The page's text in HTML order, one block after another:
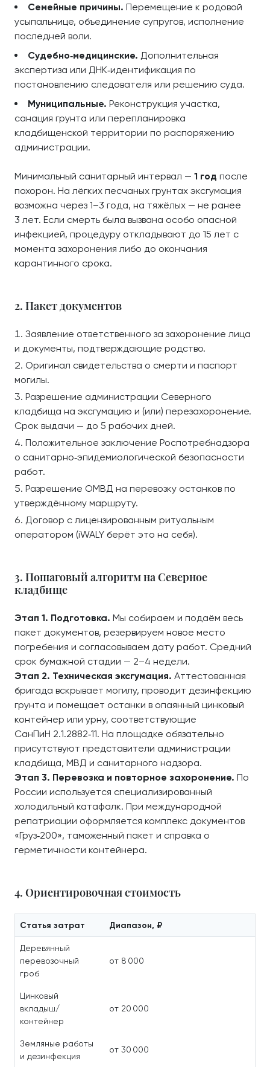
Семейные причины. Перемещение к родовой
усыпальнице, объединение супругов, исполнение
последней воли.
Судебно‑медицинские. Дополнительная
экспертиза или ДНК‑идентификация по
постановлению следователя или решению суда.
Муниципальные. Реконструкция участка,
санация грунта или перепланировка
кладбищенской территории по распоряжению
администрации.
Минимальный санитарный интервал — 1 год после
похорон. На лёгких песчаных грунтах эксгумация
возможна через 1–3 года, на тяжёлых — не ранее
3 лет. Если смерть была вызвана особо опасной
инфекцией, процедуру откладывают до 15 лет с
момента захоронения либо до окончания
карантинного срока.
2. Пакет документов
Заявление ответственного за захоронение лица
и документы, подтверждающие родство.
Оригинал свидетельства о смерти и паспорт
могилы.
Разрешение администрации Северного
кладбища на эксгумацию и (или) перезахоронение.
Срок выдачи — до 5 рабочих дней.
Положительное заключение Роспотребнадзора
о санитарно‑эпидемиологической безопасности
работ.
Разрешение ОМВД на перевозку останков по
утверждённому маршруту.
Договор с лицензированным ритуальным
оператором (iWALY берёт это на себя).
3. Пошаговый алгоритм на Северное
кладбище
Этап 1. Подготовка. Мы собираем и подаём весь
пакет документов, резервируем новое место
погребения и согласовываем дату работ. Средний
срок бумажной стадии — 2–4 недели.
Этап 2. Техническая эксгумация. Аттестованная
бригада вскрывает могилу, проводит дезинфекцию
грунта и помещает останки в опаянный цинковый
контейнер или урну, соответствующие
СанПиН 2.1.2882‑11. На площадке обязательно
присутствуют представители администрации
кладбища, МВД и санитарного надзора.
Этап 3. Перевозка и повторное захоронение. По
России используется специализированный
холодильный катафалк. При международной
репатриации оформляется комплекс документов
«Груз‑200», таможенный пакет и справка о
герметичности контейнера.
4. Ориентировочная стоимость
Статья затрат Диапазон, ₽
Деревянный
перевозочный
гроб
от 8 000
Цинковый
вкладыш/
контейнер
от 20 000
Земляные работы
и дезинфекция
от 30 000